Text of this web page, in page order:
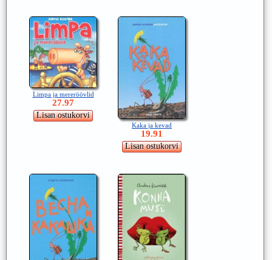
Limpa ja mereröövlid
27.97
Kaka ja kevad
19.91